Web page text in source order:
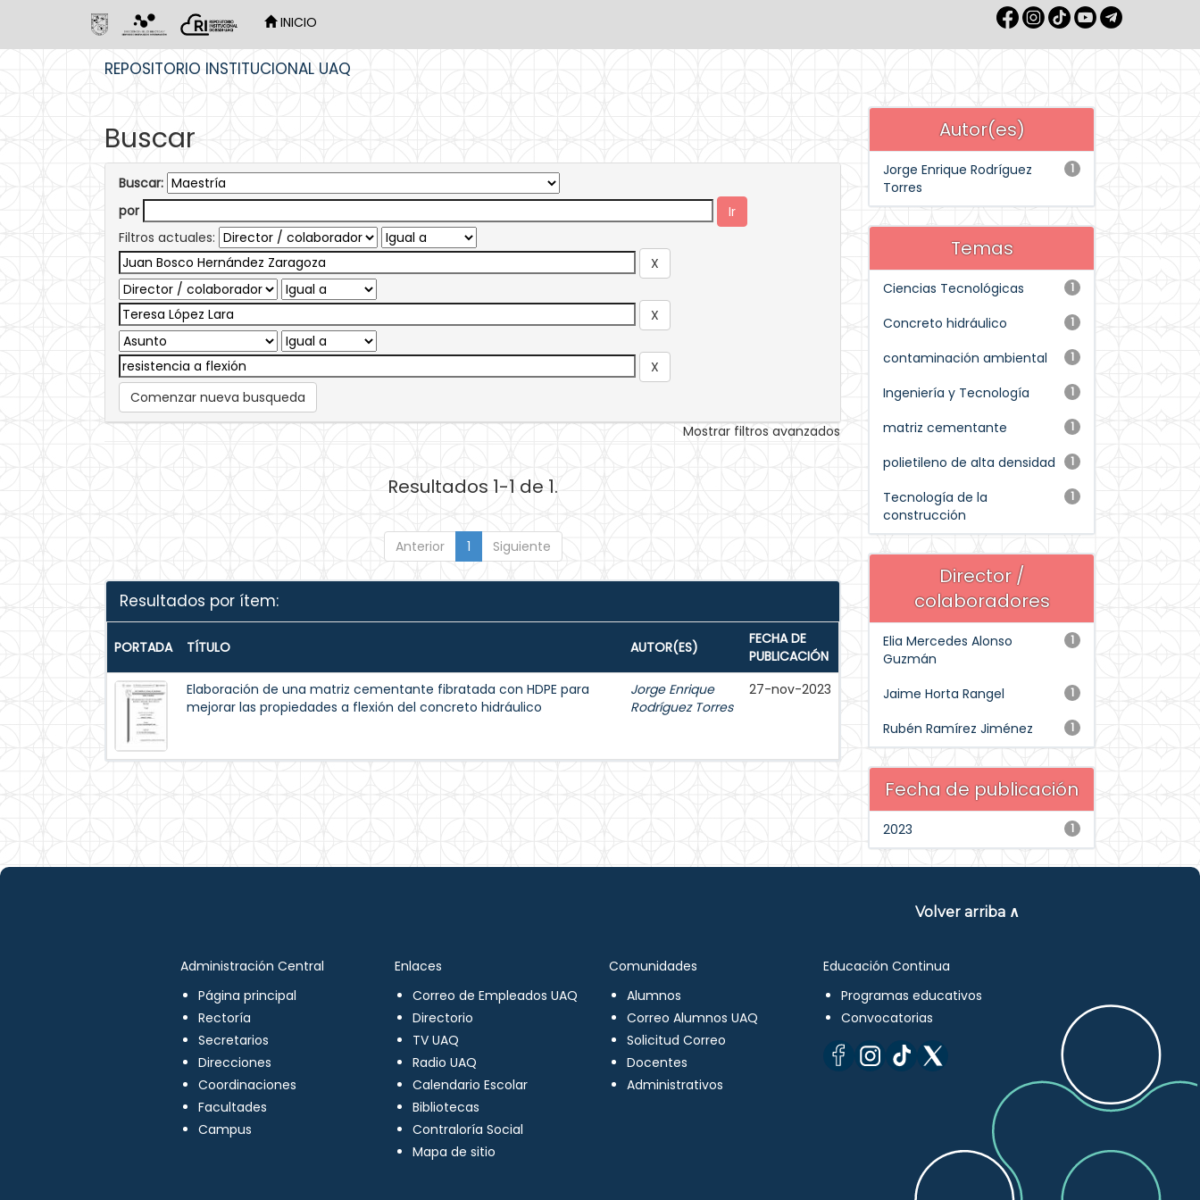
INICIO
REPOSITORIO INSTITUCIONAL UAQ
Buscar
Buscar:
por
Filtros actuales:
Comenzar nueva busqueda
Mostrar filtros avanzados
Resultados 1-1 de 1.
Anterior 1 Siguiente
Resultados por ítem:
PORTADA TÍTULO AUTOR(ES)
FECHA DE
PUBLICACIÓN
Elaboración de una matriz cementante fibratada con HDPE para
mejorar las propiedades a flexión del concreto hidráulico
Jorge Enrique
Rodríguez Torres
27-nov-2023
Autor(es)
1
Jorge Enrique Rodríguez
Torres
Temas
1
Ciencias Tecnológicas
1
Concreto hidráulico
1
contaminación ambiental
1
Ingeniería y Tecnología
1
matriz cementante
1
polietileno de alta densidad
1
Tecnología de la
construcción
Director /
colaboradores
1
Elia Mercedes Alonso
Guzmán
1
Jaime Horta Rangel
1
Rubén Ramírez Jiménez
Fecha de publicación
1
2023
Volver arriba ∧
Administración Central
Página principal
Rectoría
Secretarios
Direcciones
Coordinaciones
Facultades
Campus
Enlaces
Correo de Empleados UAQ
Directorio
TV UAQ
Radio UAQ
Calendario Escolar
Bibliotecas
Contraloría Social
Mapa de sitio
Comunidades
Alumnos
Correo Alumnos UAQ
Solicitud Correo
Docentes
Administrativos
Educación Continua
Programas educativos
Convocatorias